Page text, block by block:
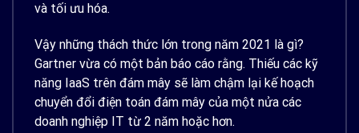
và tối ưu hóa.
Vậy những thách thức lớn trong năm 2021 là gì?
Gartner vừa có một bản báo cáo rằng. Thiếu các kỹ
năng IaaS trên đám mây sẽ làm chậm lại kế hoạch
chuyển đổi điện toán đám mây của một nửa các
doanh nghiệp IT từ 2 năm hoặc hơn.